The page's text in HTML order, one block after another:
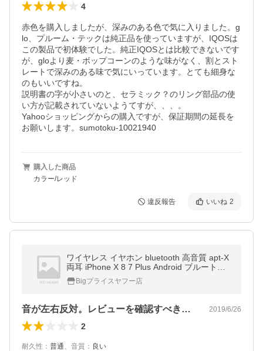
4
赤色を購入しましたが、深みのある色で気に入りました。g
lo、プルーム・テックは純正品を使っていますが、IQOSは
この製品で初体験でした。純正IQOSとは比較できないです
が、gloより麦・ボップコーンのような味がなく、割とスト
レートで深みのある味で気にいっています。とても細身な
のもいいですね。
説明書の字が小さいのと、セラミック？のリング部品の使
い方が記載されていないようてすが、、、。
Yahooショッピングからの購入ですが、保証期間の延長を
お願いします。sumotoku-10021940
購入した商品
カラー/レッド
違反報告 いいね 2
ワイヤレス イヤホン bluetooth 高音質 apt-X
両耳 iPhone X 8 7 Plus Android ブルートゥ
ース 4.1 軽量 ステレオ マイク搭載 送料無料
ポイント消化
Bigプライスヤフー店
音が左右反対。レビューを確認すべきだった 2019/6/26
2
耐久性 ： 普通、 音質 ： 良い